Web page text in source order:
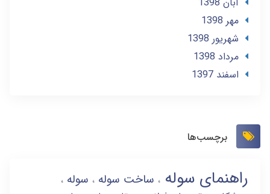
مهر 1398
شهریور 1398
مرداد 1398
اسفند 1397
برچسب‌ها
راهنمای سوله ساخت سوله سوله